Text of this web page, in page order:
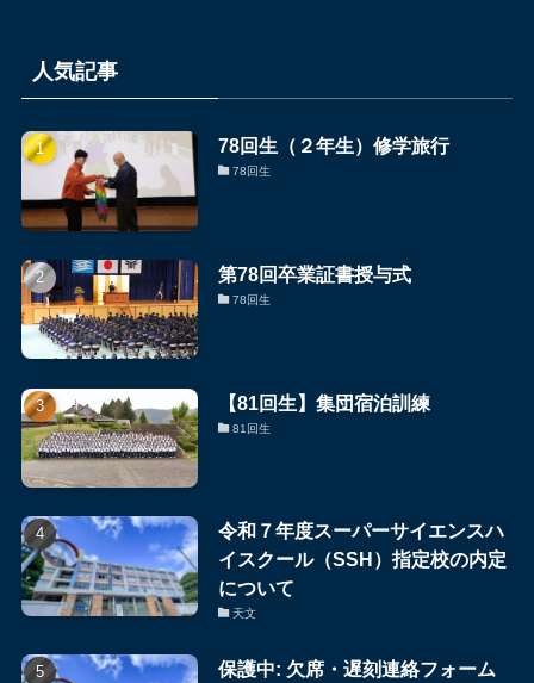
ー
別
の
NEWS
事
人気記事
78回生（２年生）修学旅行
78回生
第78回卒業証書授与式
78回生
【81回生】集団宿泊訓練
81回生
令和７年度スーパーサイエンスハ
イスクール（SSH）指定校の内定
について
天文
保護中: 欠席・遅刻連絡フォーム